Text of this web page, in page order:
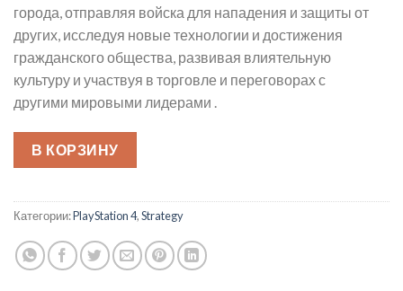
города, отправляя войска для нападения и защиты от
других, исследуя новые технологии и достижения
гражданского общества, развивая влиятельную
культуру и участвуя в торговле и переговорах с
другими мировыми лидерами .
В КОРЗИНУ
Категории:PlayStation 4,Strategy